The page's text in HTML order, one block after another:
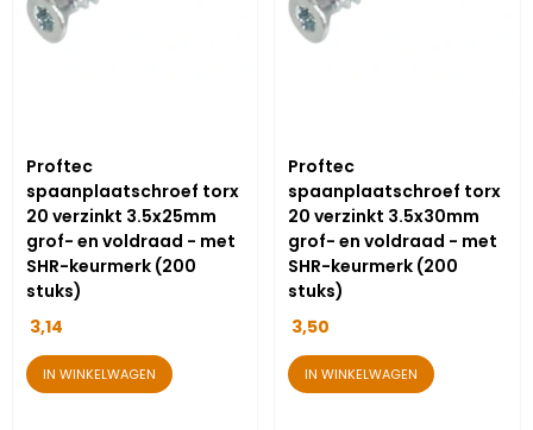
Proftec
spaanplaatschroef torx
20 verzinkt 3.5x25mm
grof- en voldraad - met
SHR-keurmerk (200
stuks)
3,14
IN WINKELWAGEN
Proftec
spaanplaatschroef torx
20 verzinkt 3.5x30mm
grof- en voldraad - met
SHR-keurmerk (200
stuks)
3,50
IN WINKELWAGEN